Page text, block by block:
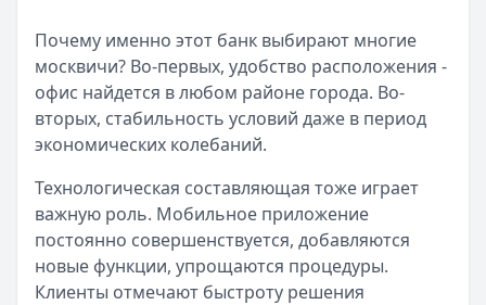
Почему именно этот банк выбирают многие
москвичи? Во-первых, удобство расположения -
офис найдется в любом районе города. Во-
вторых, стабильность условий даже в период
экономических колебаний.
Технологическая составляющая тоже играет
важную роль. Мобильное приложение
постоянно совершенствуется, добавляются
новые функции, упрощаются процедуры.
Клиенты отмечают быстроту решения